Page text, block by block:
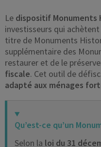
Le dispositif Monuments
investisseurs qui
titre de Monuments
supplémentaire des
restaurer et de le
fiscale. Cet outil de
adapté aux ménages
Qu’est-ce qu’un
Selon la loi du 31